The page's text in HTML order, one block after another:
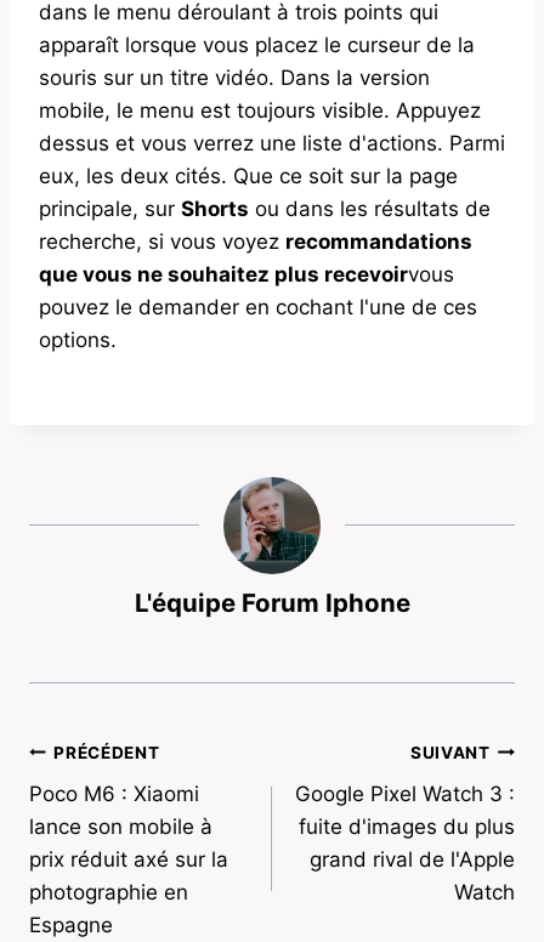
dans le menu déroulant à trois points qui
apparaît lorsque vous placez le curseur de la
souris sur un titre vidéo. Dans la version
mobile, le menu est toujours visible. Appuyez
dessus et vous verrez une liste d'actions. Parmi
eux, les deux cités. Que ce soit sur la page
principale, sur Shorts ou dans les résultats de
recherche, si vous voyez recommandations
que vous ne souhaitez plus recevoirvous
pouvez le demander en cochant l'une de ces
options.
L'équipe Forum Iphone
Navigation
de
l’article
PRÉCÉDENT
Poco M6 : Xiaomi
lance son mobile à
prix réduit axé sur la
photographie en
Espagne
SUIVANT
Google Pixel Watch 3 :
fuite d'images du plus
grand rival de l'Apple
Watch